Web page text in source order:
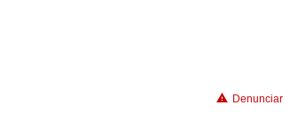
Denunciar